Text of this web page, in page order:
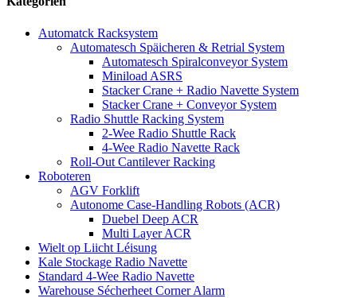
Automatck Racksystem
Automatesch Späicheren & Retrial System
Automatesch Spiralconveyor System
Miniload ASRS
Stacker Crane + Radio Navette System
Stacker Crane + Conveyor System
Radio Shuttle Racking System
2-Wee Radio Shuttle Rack
4-Wee Radio Navette Rack
Roll-Out Cantilever Racking
Roboteren
AGV Forklift
Autonome Case-Handling Robots (ACR)
Duebel Deep ACR
Multi Layer ACR
Wielt op Liicht Léisung
Kale Stockage Radio Navette
Standard 4-Wee Radio Navette
Warehouse Sécherheet Corner Alarm